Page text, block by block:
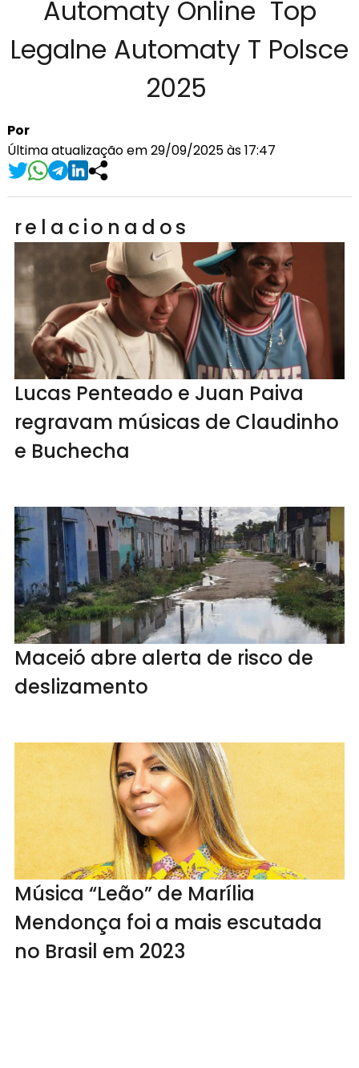
Automaty Online ️ Top
Legalne Automaty T Polsce
2025 ️
Por
Última atualização em 29/09/2025 às 17:47
relacionados
Lucas Penteado e Juan Paiva
regravam músicas de Claudinho
e Buchecha
Maceió abre alerta de risco de
deslizamento
Música “Leão” de Marília
Mendonça foi a mais escutada
no Brasil em 2023